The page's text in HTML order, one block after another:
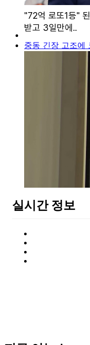
중동 긴장 고조에
실시간 정보